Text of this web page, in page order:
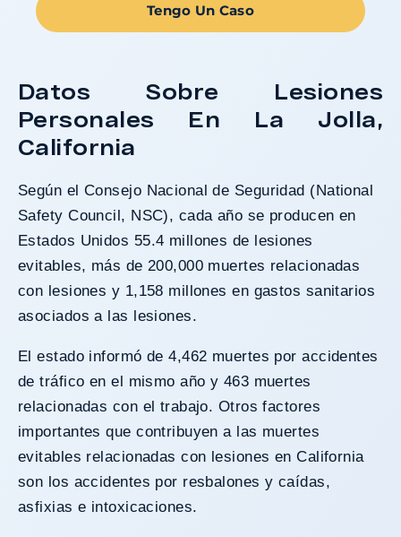
Tengo Un Caso
Datos Sobre Lesiones
Personales En La Jolla,
California
Según el Consejo Nacional de Seguridad (National
Safety Council, NSC), cada año se producen en
Estados Unidos 55.4 millones de lesiones
evitables, más de 200,000 muertes relacionadas
con lesiones y 1,158 millones en gastos sanitarios
asociados a las lesiones.
El estado informó de 4,462 muertes por accidentes
de tráfico en el mismo año y 463 muertes
relacionadas con el trabajo. Otros factores
importantes que contribuyen a las muertes
evitables relacionadas con lesiones en California
son los accidentes por resbalones y caídas,
asfixias e intoxicaciones.